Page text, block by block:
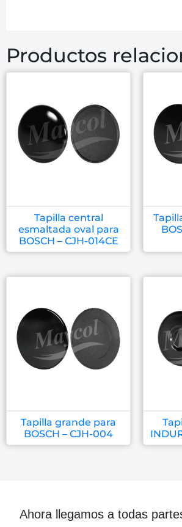
Productos
Tapilla central
esmaltada oval para
BOSCH – CJH-014CE
Tapilla grande para
BOSCH – CJH-004
Ahora llegamos a todas